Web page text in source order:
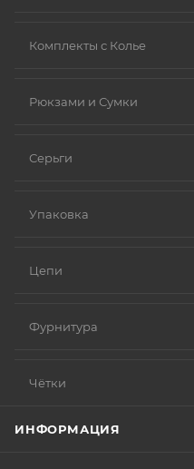
Комплекты с Колье
Рюкзами и Сумки
Серьги
Упаковка
Цепи
Фурнитура
Чётки
ИНФОРМАЦИЯ